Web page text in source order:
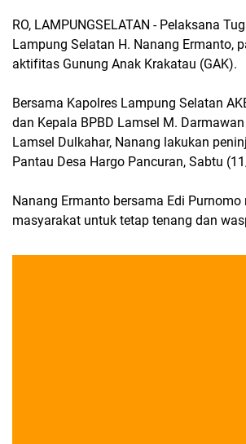
RO, LAMPUNGSELATAN - Pelaksana
Lampung Selatan H. Nanang Ermanto,
aktifitas Gunung Anak Krakatau (GAK).
Bersama Kapolres Lampung Selatan
dan Kepala BPBD Lamsel M.
Lamsel Dulkahar, Nanang lakukan
Pantau Desa Hargo Pancuran, Sabtu
Nanang Ermanto bersama Edi
masyarakat untuk tetap tenang dan